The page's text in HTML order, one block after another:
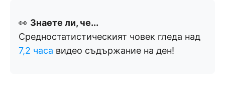
👀 Знаете ли, че...
Средностатистическият човек гледа над
7,2 часа видео съдържание на ден!